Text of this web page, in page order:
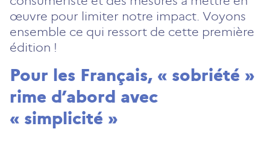
œuvre pour limiter notre impact. Voyons
ensemble ce qui ressort de cette première
édition !
Pour les Français, « sobriété »
rime d’abord avec
« simplicité »